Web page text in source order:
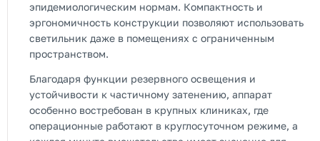
эпидемиологическим нормам. Компактность и
эргономичность конструкции позволяют использовать
светильник даже в помещениях с ограниченным
пространством.
Благодаря функции резервного освещения и
устойчивости к частичному затенению, аппарат
особенно востребован в крупных клиниках, где
операционные работают в круглосуточном режиме, а